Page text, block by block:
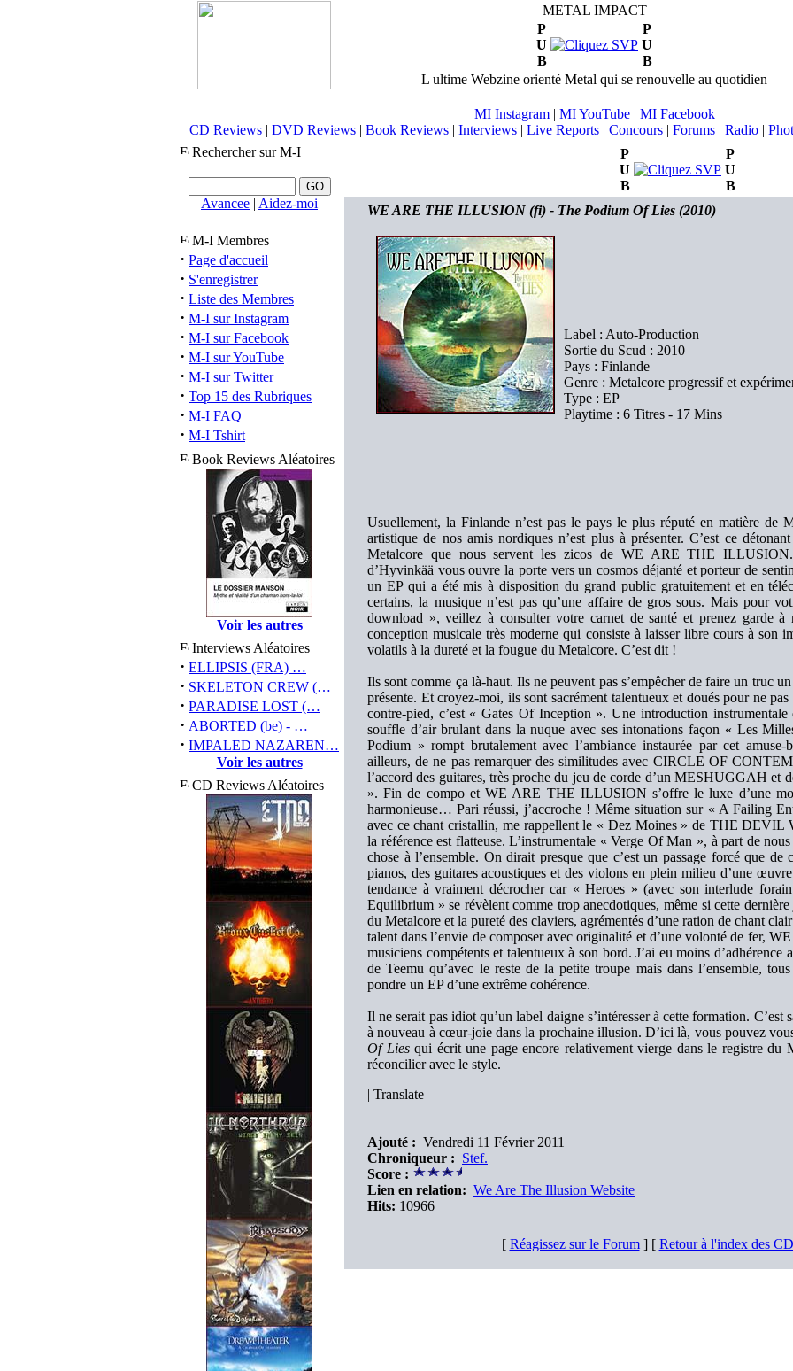
METAL IMPACT
P
U
B
P
U
B
L ultime Webzine orienté Metal qui se renouvelle au quotidien
MI Instagram | MI YouTube | MI Facebook
CD Reviews| DVD Reviews| Book Reviews| Interviews| Live Reports| Concours| Forums| Radio|
Rechercher sur M-I
Avancee | Aidez-moi
M-I Membres
· Page d'accueil
· S'enregistrer
· Liste des Membres
· M-I sur Instagram
· M-I sur Facebook
· M-I sur YouTube
· M-I sur Twitter
· Top 15 des Rubriques
· M-I FAQ
· M-I Tshirt
Book Reviews Aléatoires
Voir les autres
Interviews Aléatoires
· ELLIPSIS (FRA) …
· SKELETON CREW (…
· PARADISE LOST (…
· ABORTED (be) - …
· IMPALED NAZAREN…
Voir les autres
CD Reviews Aléatoires
P
U
B
P
U
B
WE ARE THE ILLUSION (fi) - The Podium Of Lies (2010)
Label : Auto-Production
Sortie du Scud : 2010
Pays : Finlande
Genre : Metalcore progressif et
Type : EP
Playtime : 6 Titres - 17 Mins
Usuellement, la Finlande n’est pas le pays le plus réputé en matière de
artistique de nos amis nordiques n’est plus à présenter. C’est ce
Metalcore que nous servent les zicos de WE ARE THE
d’Hyvinkää vous ouvre la porte vers un cosmos déjanté et porteur de
un EP qui a été mis à disposition du grand public gratuitement et en
certains, la musique n’est pas qu’une affaire de gros sous. Mais pour
download », veillez à consulter votre carnet de santé et prenez garde à
conception musicale très moderne qui consiste à laisser libre cours à son
volatils à la dureté et la fougue du Metalcore. C’est dit !
Ils sont comme ça là-haut. Ils ne peuvent pas s’empêcher de faire un truc
présente. Et croyez-moi, ils sont sacrément talentueux et doués pour ne
contre-pied, c’est « Gates Of Inception ». Une introduction
souffle d’air brulant dans la nuque avec ses intonations façon « Les
Podium » rompt brutalement avec l’ambiance instaurée par cet amuse-
ailleurs, de ne pas remarquer des similitudes avec CIRCLE OF
l’accord des guitares, très proche du jeu de corde d’un MESHUGGAH et
». Fin de compo et WE ARE THE ILLUSION s’offre le luxe d’une
harmonieuse… Pari réussi, j’accroche ! Même situation sur « A Failing
avec ce chant cristallin, me rappellent le « Dez Moines » de THE
la référence est flatteuse. L’instrumentale « Verge Of Man », à part de
chose à l’ensemble. On dirait presque que c’est un passage forcé que de
pianos, des guitares acoustiques et des violons en plein milieu d’une
tendance à vraiment décrocher car « Heroes » (avec son interlude
Equilibrium » se révèlent comme trop anecdotiques, même si cette
du Metalcore et la pureté des claviers, agrémentés d’une ration de chant
talent dans l’envie de composer avec originalité et d’une volonté de fer,
musiciens compétents et talentueux à son bord. J’ai eu moins d’adhérence
de Teemu qu’avec le reste de la petite troupe mais dans l’ensemble,
pondre un EP d’une extrême cohérence.
Il ne serait pas idiot qu’un label daigne s’intéresser à cette formation. C’est
à nouveau à cœur-joie dans la prochaine illusion. D’ici là, vous pouvez
Of Liesqui écrit une page encore relativement vierge dans le registre du
réconcilier avec le style.
| Translate
Ajouté : Vendredi 11 Février 2011
Chroniqueur : Stef.
Score :
Lien en relation: We Are The Illusion Website
Hits: 10966
[ Réagissez sur le Forum] [ Retour à l'index des